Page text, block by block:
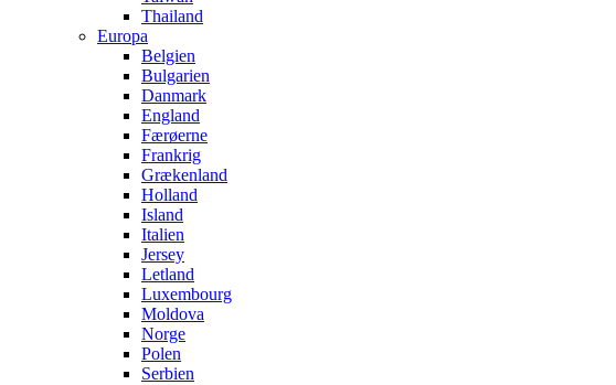
Thailand
Europa
Belgien
Bulgarien
Danmark
England
Færøerne
Frankrig
Grækenland
Holland
Island
Italien
Jersey
Letland
Luxembourg
Moldova
Norge
Polen
Serbien